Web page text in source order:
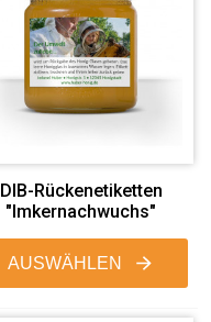
DIB-Rückenetiketten
"Imkernachwuchs"
AUSWÄHLEN